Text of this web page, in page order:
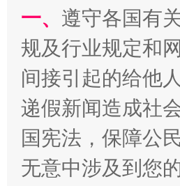
千年窑火 生生不息
一、 遵守各国有
规及行业规定和
间接引起的给他
递假新闻造成社
国宪法，保障公
无意中涉及到您